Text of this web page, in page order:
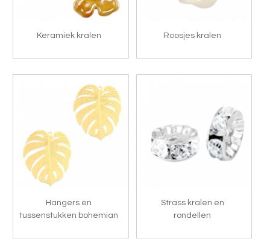
Keramiek kralen Roosjes kralen
Hangers en
tussenstukken bohemian
Strass kralen en
rondellen